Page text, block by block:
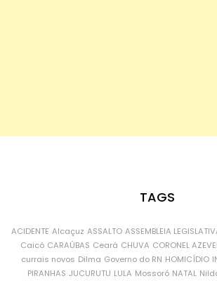
TAGS
ACIDENTE Alcaçuz ASSALTO ASSEMBLEIA
Caicó CARAÚBAS Ceará CHUVA CORONEL
currais novos Dilma Governo do RN HOMICÍDIO
PIRANHAS JUCURUTU LULA Mossoró NATAL